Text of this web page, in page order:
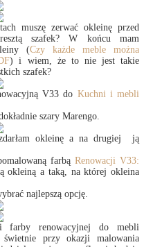
muszę zerwać okleinę przed
szafek? W końcu mam
(Czy każde meble można
) i wiem, że to nie jest takie
szafek?
V33 do Kuchni i mebli
szary Marengo.
okleinę a na drugiej ją
farbąRenowacji V33:
okleiną a taką, na której okleina
najlepszą opcję.
farby renowacyjnej do mebli
przy okazji malowania